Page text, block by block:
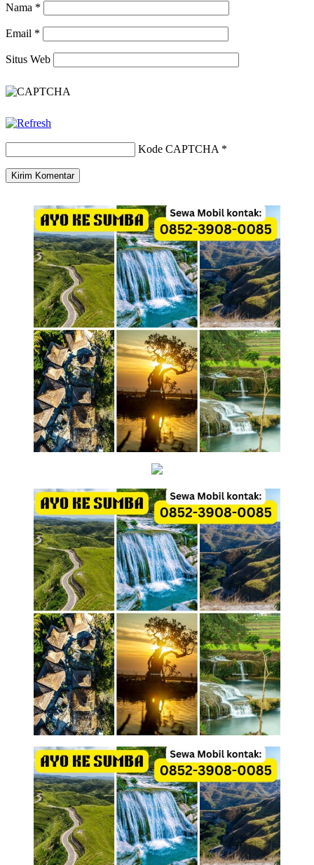
Nama *
Email *
Situs Web
Kode CAPTCHA *